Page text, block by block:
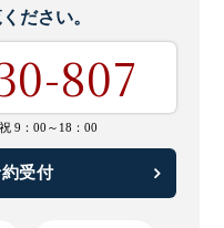
ださい。
807
9：00～18：00
受付